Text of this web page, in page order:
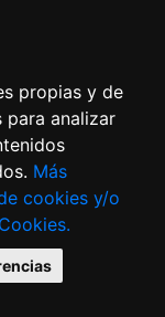
propias y de
para analizar
Más
cookies y/o